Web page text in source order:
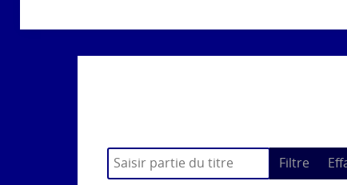
Saisir partie du titre Filtre